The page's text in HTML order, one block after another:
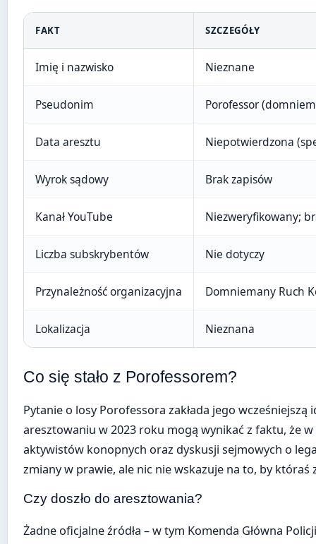
FAKT SZCZEGÓŁY
Imię i nazwisko Nieznane
Pseudonim Porofessor
Data aresztu Niepotwierdzona
Wyrok sądowy Brak zapisów
Kanał YouTube Niezweryfikowany;
Liczba subskrybentów Nie dotyczy
Przynależność organizacyjna Domniemany Ruch
Lokalizacja Nieznana
Co się stało z Porofessorem?
Pytanie o losy Porofessora zakłada jego
aresztowaniu w 2023 roku mogą wynikać z faktu, że
aktywistów konopnych oraz dyskusji sejmowych o
zmiany w prawie, ale nic nie wskazuje na to, by
Czy doszło do aresztowania?
Żadne oficjalne źródła – w tym Komenda Główna